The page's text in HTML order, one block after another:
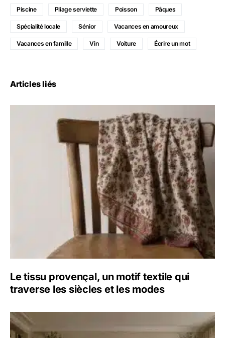
Piscine Pliage serviette Poisson Pâques
Spécialité locale Sénior Vacances en amoureux
Vacances en famille Vin Voiture Écrire un mot
Articles liés
Le tissu provençal, un motif textile qui
traverse les siècles et les modes